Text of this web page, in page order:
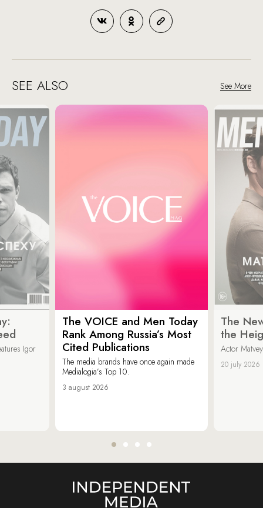
SEE ALSO See More
Igor
The VOICE and Men Today
Rank Among Russia’s Most
Cited Publications
The media brands have once again made
Medialogia’s Top 10.
3 august 2026
The
the
Actor
20 july 2026